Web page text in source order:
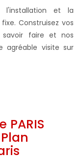
l'installation et la
Construisez vos
faire et nos
agréable visite sur
PARIS